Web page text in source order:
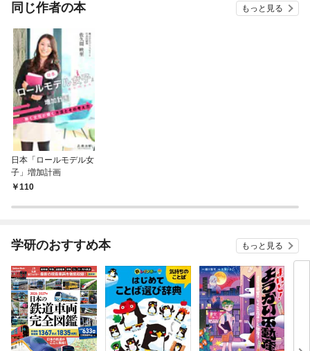
同じ作者の本 もっと見る
日本「ロールモデル女
子」増加計画
110
学研のおすすめ本 もっと見る